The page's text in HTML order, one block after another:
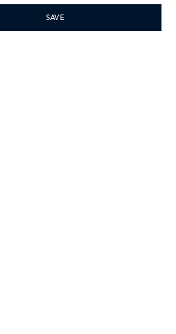
est une couleur
crémeuse se fond
qui équilibrent
vibrant de couleur
SAVE